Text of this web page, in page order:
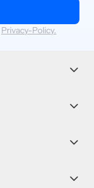
Privacy-Policy.